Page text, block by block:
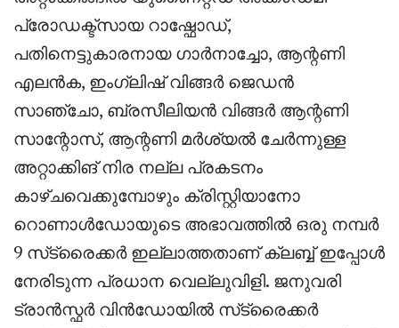
പ്രോഡക്ട്സായ റാഷ്ഫോഡ്,
പതിനെട്ടുകാരനായ ഗാർനാച്ചോ, ആന്റണി
എലൻക, ഇംഗ്ലിഷ് വിങ്ങർ ജെഡൻ
സാഞ്ചോ, ബ്രസീലിയൻ വിങ്ങർ ആന്റണി
സാന്റോസ്, ആന്റണി മർശ്യൽ ചേർന്നുള്ള
അറ്റാക്കിങ് നിര നല്ല പ്രകടനം
കാഴ്ചവെക്കുമ്പോഴും ക്രിസ്റ്റിയാനോ
റൊണാൾഡോയുടെ അഭാവത്തിൽ ഒരു നമ്പർ
9 സ്‌ട്രൈക്കർ ഇല്ലാത്തതാണ് ക്ലബ്ബ് ഇപ്പോൾ
നേരിടുന്ന പ്രധാന വെല്ലുവിളി. ജനുവരി
ട്രാൻസ്ഫർ വിൻഡോയിൽ സ്‌ട്രൈക്കർ